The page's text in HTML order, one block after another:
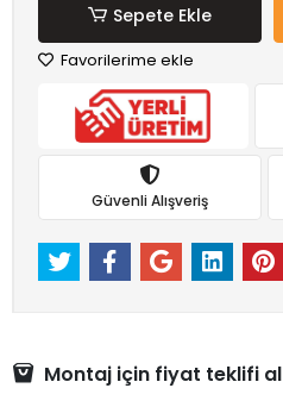
Sepete Ekle
Favorilerime ekle
Güvenli Alışveriş
Montaj için fiyat teklifi al